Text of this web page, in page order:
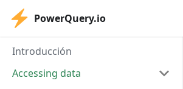
PowerQuery.io
Introducción
Accessing data